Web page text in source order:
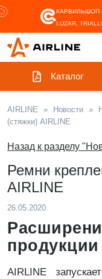
КАРВИЛЬШОП
LUZAR,
Каталог
AIRLINE » Новости »
(стяжки) AIRLINE
Назад к разделу
Ремни
AIRLINE
26.05.2020
AIRLINE